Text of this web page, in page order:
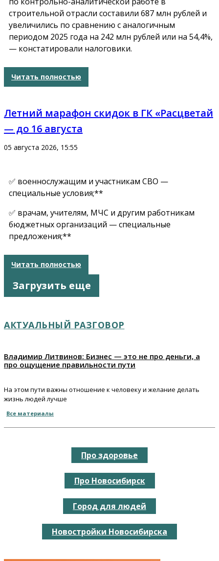
строительной отрасли составили 687 млн рублей и
увеличились по сравнению с аналогичным
периодом 2025 года на 242 млн рублей или на 54,4%,
— констатировали налоговики.
Читать полностью
Летний марафон скидок в ГК «Расцветай
— до 16 августа
05 августа 2026, 15:55
✅ военнослужащим и участникам СВО —
специальные условия;**
✅ врачам, учителям, МЧС и другим работникам
бюджетных организаций — специальные
предложения;**
Читать полностью
Загрузить еще
АКТУАЛЬНЫЙ РАЗГОВОР
Владимир Литвинов: Бизнес — это не про деньги, а
про ощущение правильности пути
На этом пути важны отношение к человеку и желание делать
жизнь людей лучше
Все материалы
Про здоровье
Про Новосибирск
Город для людей
Новостройки Новосибирска